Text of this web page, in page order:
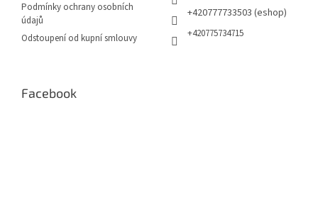
Podmínky ochrany osobních
údajů
Odstoupení od kupní smlouvy
+420777733503 (eshop)
+420775734715
Facebook